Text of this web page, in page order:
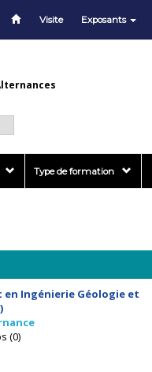
Visite Exposants
Type de formation
en Ingénierie Géologie et
(0)